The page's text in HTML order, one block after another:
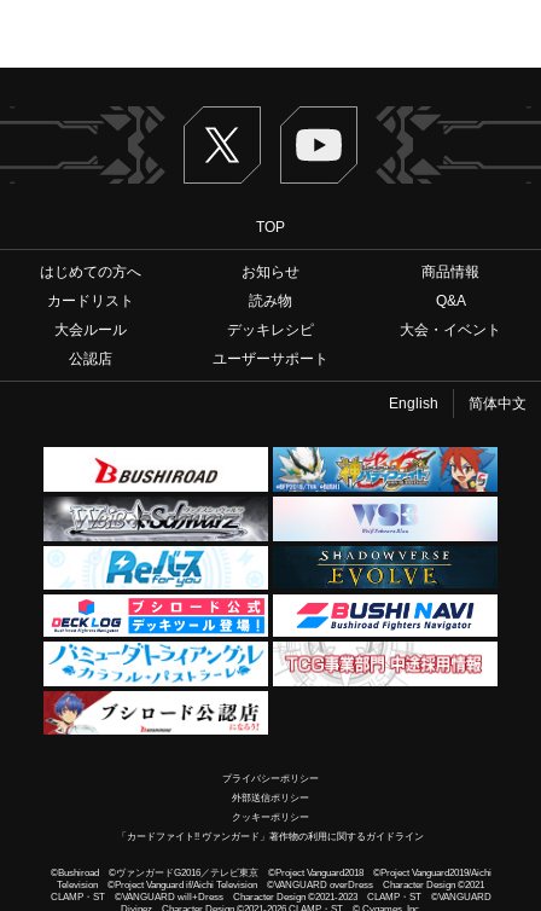
Twitter ヴァンガードch
TOP
はじめての方へ お知らせ
商品情報
カードリスト
読み物
Q&A
大会ルール
デッキレシピ
大会・イベント
公認店
ユーザーサポート
English 简体中文
プライバシーポリシー
外部送信ポリシー
クッキーポリシー
「カードファイト!! ヴァンガード」著作物の利用に関するガイドライン
©Bushiroad ©ヴァンガードG2016／テレビ東京 ©Project Vanguard2018 ©Project Vanguard2019/Aichi
Television ©Project Vanguard if/Aichi Television ©VANGUARD overDress Character Design ©2021
CLAMP・ST ©VANGUARD will+Dress Character Design ©2021-2023 CLAMP・ST ©VANGUARD